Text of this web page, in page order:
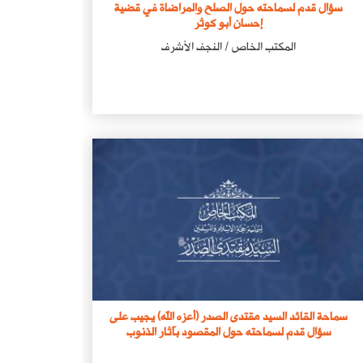
سؤال قدم لسماحته حول الصلح والمراضاة في قضية
إحسان أبو كوثر
المكتب الخاص / النجف الأشرف
سماحة القائد السيد مقتدى الصدر (أعزه الله) يجيب على
سؤال قدم لسماحته حول المقصود بآثار الذنوب